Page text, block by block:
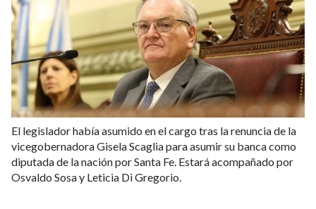
El legislador había asumido en el cargo tras la renuncia de la
vicegobernadora Gisela Scaglia para asumir su banca como
diputada de la nación por Santa Fe. Estará acompañado por
Osvaldo Sosa y Leticia Di Gregorio.